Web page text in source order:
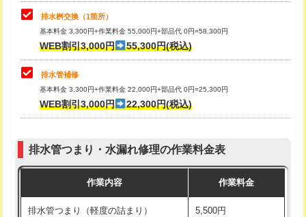
コンクリート斫り（厚さ10㎝まで）
コンクリート斫り（厚さ10㎝超え）
モルタル補修（厚さ10㎝まで）
モルタル補修（厚さ10㎝超え）
追加人工 16,500円
現場見積
交換・取付(単水栓（壁付・デッキ
式）)
交換・取付(混合水栓（壁付・デッキ
式・ワンホール）)
16,500円+材料費
交換・取付(排水栓・排水トラップ
交換・取付（その他部品） 11,000円+材料費
持込商品取付（単水栓） 13,200円
持込商品取付（混合水栓） 16,500円
排水桝交換（1箇所）
基本料金 3,300円+作業料金 55,000円+部品代 0円=58,300円
WEB割引3,000円 55,300円(税込)
排水管補修
基本料金 3,300円+作業料金 22,000円+部品代 0円=25,300円
WEB割引3,000円 22,300円(税込)
排水管つまり・水漏れ修理の作業料金表
作業内容 作業料金
排水管つまり（軽度の詰まり） 5,500円